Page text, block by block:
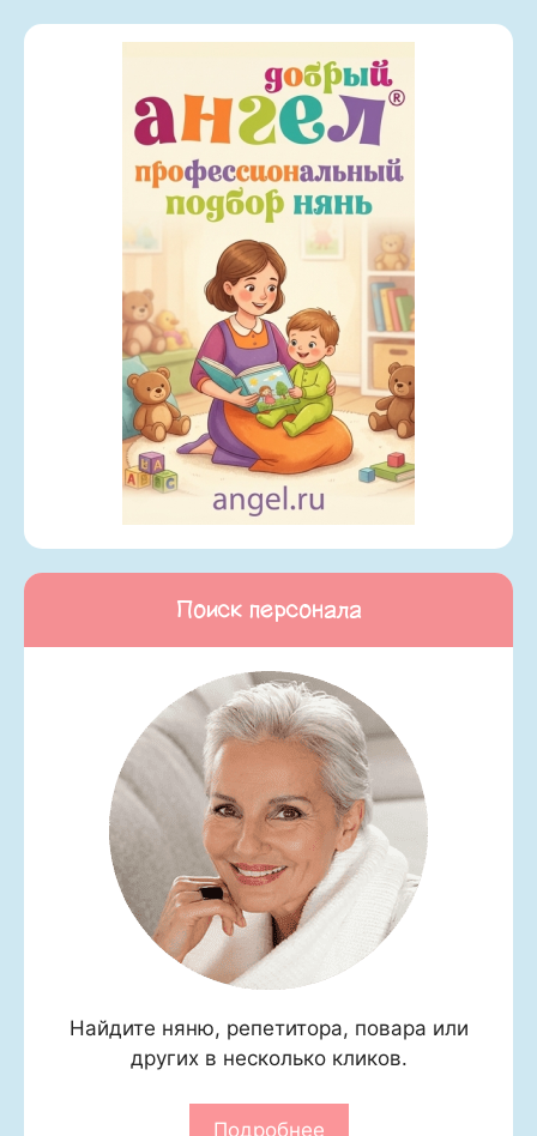
Поиск персонала
Найдите няню, репетитора, повара или
других в несколько кликов.
Подробнее